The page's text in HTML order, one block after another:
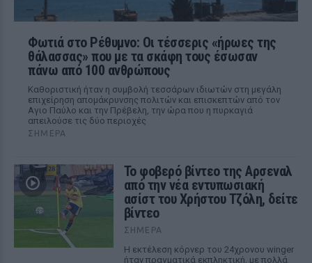
Φωτιά στο Ρέθυμνο: Οι τέσσερις «ήρωες της
θάλασσας» που με τα σκάφη τους έσωσαν
πάνω από 100 ανθρώπους
Καθοριστική ήταν η συμβολή τεσσάρων ιδιωτών στη μεγάλη
επιχείρηση απομάκρυνσης πολιτών και επισκεπτών από τον
Αγιο Παύλο και την Πρέβελη, την ώρα που η πυρκαγιά
απειλούσε τις δύο περιοχές
ΣΉΜΕΡΑ
Το φοβερό βίντεο της Αρσεναλ
από την νέα εντυπωσιακή
ασίστ του Χρήστου Τζόλη, δείτε
βίντεο
ΣΉΜΕΡΑ
Η εκτέλεση κόρνερ του 24χρονου winger
ήταν πραγματικά εκπληκτική, με πολλά